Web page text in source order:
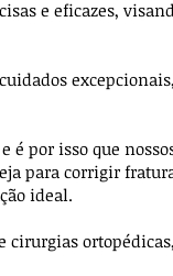
e eficazes,
é por isso que
para corrigir
ideal.
cirurgias